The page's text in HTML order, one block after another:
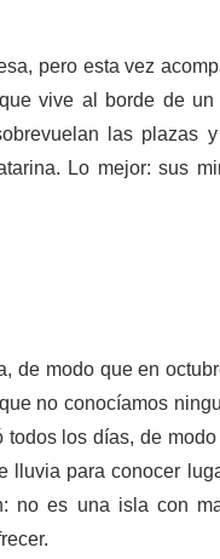
pero esta vez
vive al borde de
las
Lo mejor: sus
de modo que en
no conocíamos
los días, de
lluvia para conocer
no es una isla con